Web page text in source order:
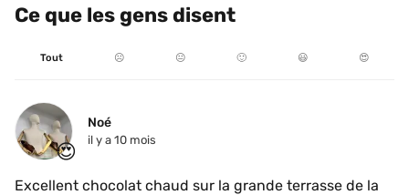
Ce que les gens disent
Tout ☹️ 😐 🙂 😃 😍
😍
Noé
il y a 10 mois
Excellent chocolat chaud sur la grande terrasse de la